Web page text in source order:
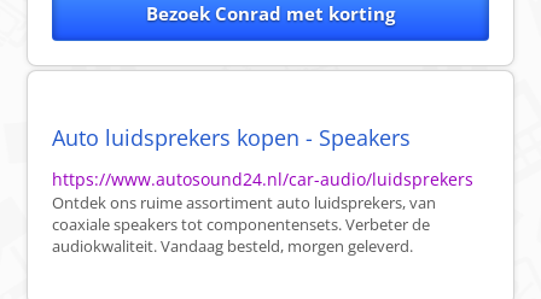
Bezoek Conrad met korting
Auto luidsprekers kopen - Speakers
https://www.autosound24.nl/car-audio/luidsprekers
Ontdek ons ruime assortiment auto luidsprekers, van
coaxiale speakers tot componentensets. Verbeter de
audiokwaliteit. Vandaag besteld, morgen geleverd.